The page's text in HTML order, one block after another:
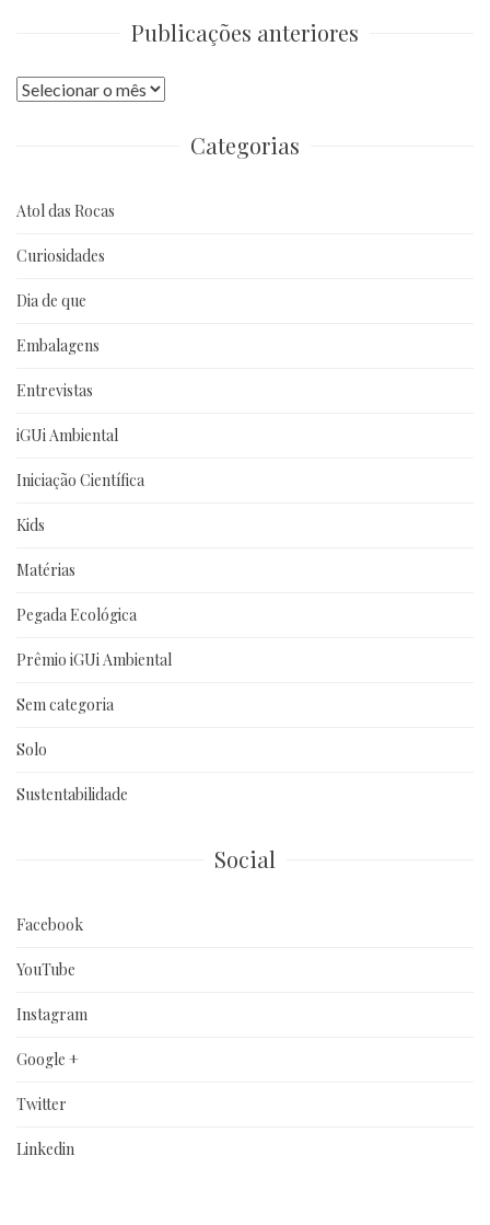
Publicações anteriores
Publicações
Categorias
Atol das Rocas
Curiosidades
Dia de que
Embalagens
Entrevistas
iGUi Ambiental
Iniciação Científica
Kids
Matérias
Pegada Ecológica
Prêmio iGUi Ambiental
Sem categoria
Solo
Sustentabilidade
Social
Facebook
YouTube
Instagram
Google +
Twitter
Linkedin